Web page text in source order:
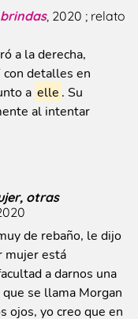
, 2020 ; relato
a la derecha,
detalles en
a elle . Su
al intentar
otras
de rebaño, le dijo
mujer está
a darnos una
que se llama Morgan
ojos, yo creo que en